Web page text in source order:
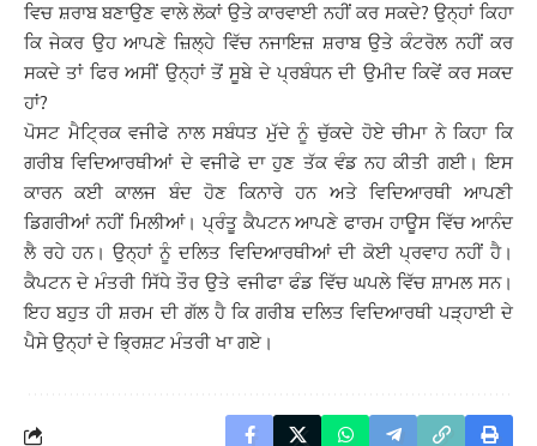
ਵਿਚ ਸ਼ਰਾਬ ਬਣਾਉਣ ਵਾਲੇ ਲੋਕਾਂ ਉਤੇ ਕਾਰਵਾਈ ਨਹੀਂ ਕਰ ਸਕਦੇ? ਉਨ੍ਹਾਂ ਕਿਹਾ
ਕਿ ਜੇਕਰ ਉਹ ਆਪਣੇ ਜ਼ਿਲ੍ਹੇ ਵਿੱਚ ਨਜਾਇਜ਼ ਸ਼ਰਾਬ ਉਤੇ ਕੰਟਰੋਲ ਨਹੀਂ ਕਰ
ਸਕਦੇ ਤਾਂ ਫਿਰ ਅਸੀਂ ਉਨ੍ਹਾਂ ਤੋਂ ਸੂਬੇ ਦੇ ਪ੍ਰਬੰਧਨ ਦੀ ਉਮੀਦ ਕਿਵੇਂ ਕਰ ਸਕਦ
ਹਾਂ?
ਪੋਸਟ ਮੈਟ੍ਰਿਕ ਵਜੀਫੇ ਨਾਲ ਸਬੰਧਤ ਮੁੱਦੇ ਨੂੰ ਚੁੱਕਦੇ ਹੋਏ ਚੀਮਾ ਨੇ ਕਿਹਾ ਕਿ
ਗਰੀਬ ਵਿਦਿਆਰਥੀਆਂ ਦੇ ਵਜੀਫੇ ਦਾ ਹੁਣ ਤੱਕ ਵੰਡ ਨਹ ਕੀਤੀ ਗਈ। ਇਸ
ਕਾਰਨ ਕਈ ਕਾਲਜ ਬੰਦ ਹੋਣ ਕਿਨਾਰੇ ਹਨ ਅਤੇ ਵਿਦਿਆਰਥੀ ਆਪਣੀ
ਡਿਗਰੀਆਂ ਨਹੀਂ ਮਿਲੀਆਂ। ਪ੍ਰੰਤੂ ਕੈਪਟਨ ਆਪਣੇ ਫਾਰਮ ਹਾਊਸ ਵਿੱਚ ਆਨੰਦ
ਲੈ ਰਹੇ ਹਨ। ਉਨ੍ਹਾਂ ਨੂੰ ਦਲਿਤ ਵਿਦਿਆਰਥੀਆਂ ਦੀ ਕੋਈ ਪ੍ਰਵਾਹ ਨਹੀਂ ਹੈ।
ਕੈਪਟਨ ਦੇ ਮੰਤਰੀ ਸਿੱਧੇ ਤੌਰ ਉਤੇ ਵਜੀਫਾ ਫੰਡ ਵਿੱਚ ਘਪਲੇ ਵਿੱਚ ਸ਼ਾਮਲ ਸਨ।
ਇਹ ਬਹੁਤ ਹੀ ਸ਼ਰਮ ਦੀ ਗੱਲ ਹੈ ਕਿ ਗਰੀਬ ਦਲਿਤ ਵਿਦਿਆਰਥੀ ਪੜ੍ਹਾਈ ਦੇ
ਪੈਸੇ ਉਨ੍ਹਾਂ ਦੇ ਭ੍ਰਿਸ਼ਟ ਮੰਤਰੀ ਖਾ ਗਏ।